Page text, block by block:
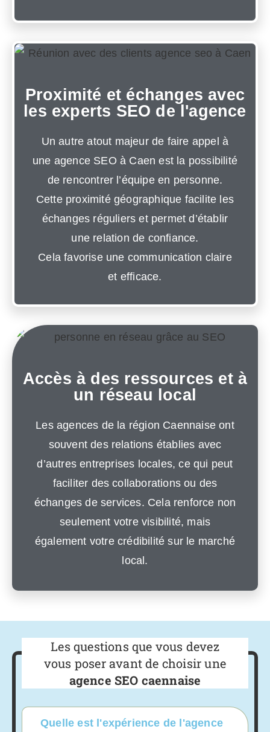
Proximité et échanges avec
les experts SEO de l'agence
Un autre atout majeur de faire appel à
une agence SEO à Caen est la possibilité
de rencontrer l’équipe en personne.
Cette proximité géographique facilite les
échanges réguliers et permet d’établir
une relation de confiance.
Cela favorise une communication claire
et efficace.
Accès à des ressources et à
un réseau local
Les agences de la région Caennaise ont
souvent des relations établies avec
d’autres entreprises locales, ce qui peut
faciliter des collaborations ou des
échanges de services. Cela renforce non
seulement votre visibilité, mais
également votre crédibilité sur le marché
local.
Les questions que vous devez
vous poser avant de choisir une
agence SEO caennaise
Quelle est l'expérience de l'agence